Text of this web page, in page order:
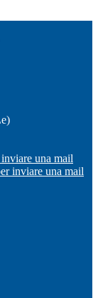
una mail
inviare una mail